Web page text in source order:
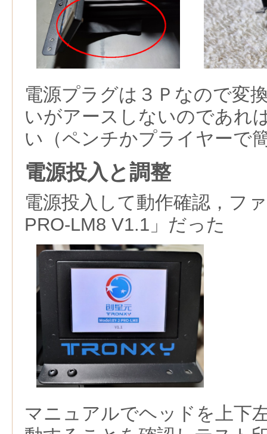
電源プラグは３Ｐなので変
いがアースしないのであれ
い（ペンチかプライヤーで
電源投入と調整
電源投入して動作確認，フ
PRO-LM8 V1.1」だった
マニュアルでヘッドを上下